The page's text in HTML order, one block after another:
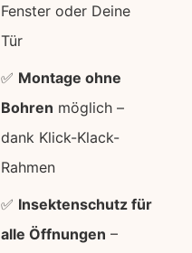
Fenster oder Deine
Tür
✅ Montage ohne
Bohren möglich –
dank Klick-Klack-
Rahmen
✅ Insektenschutz für
alle Öffnungen –